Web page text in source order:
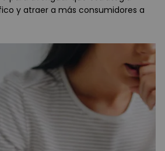
y atraer a más consumidores a